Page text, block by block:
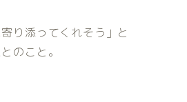
り添ってくれそう」と
のこと。